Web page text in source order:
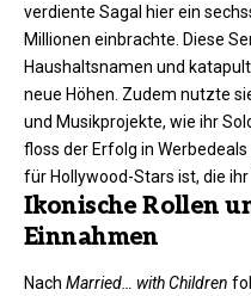
verdiente Sagal hier ein
Millionen einbrachte. Diese
Haushaltsnamen und
neue Höhen. Zudem nutzte
und Musikprojekte, wie ihr
floss der Erfolg in
für Hollywood-Stars ist, die
Ikonische Rollen
Einnahmen
Nach Married… with Children